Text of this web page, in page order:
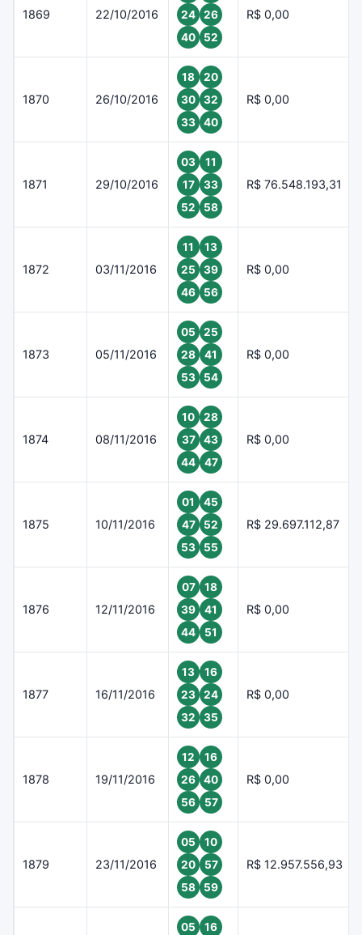
1869 22/10/2016
24
26
40
52
R$ 0,00
1870 26/10/2016
18
20
30
32
33
40
R$ 0,00
1871 29/10/2016
03
11
17
33
52
58
R$ 76.548.193,31
1872 03/11/2016
11
13
25
39
46
56
R$ 0,00
1873 05/11/2016
05
25
28
41
53
54
R$ 0,00
1874 08/11/2016
10
28
37
43
44
47
R$ 0,00
1875 10/11/2016
01
45
47
52
53
55
R$ 29.697.112,87
1876 12/11/2016
07
18
39
41
44
51
R$ 0,00
1877 16/11/2016
13
16
23
24
32
35
R$ 0,00
1878 19/11/2016
12
16
26
40
56
57
R$ 0,00
1879 23/11/2016
05
10
20
57
58
59
R$ 12.957.556,93
05
16